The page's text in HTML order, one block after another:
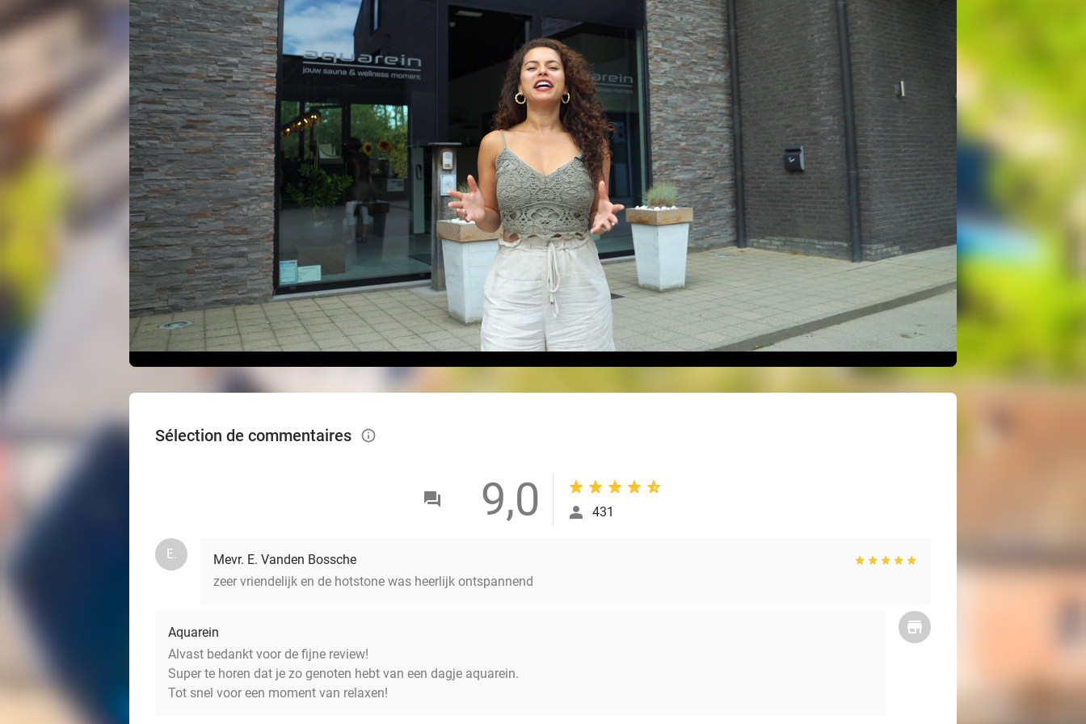
Sélection de commentaires info_outlined
9,0 431
E.
Mevr. E. Vanden Bossche
zeer vriendelijk en de hotstone was heerlijk ontspannend
Aquarein
Alvast bedankt voor de fijne review!
Super te horen dat je zo genoten hebt van een dagje aquarein.
Tot snel voor een moment van relaxen!